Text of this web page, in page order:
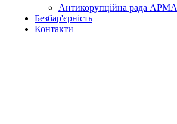
Антикорупційна рада АРМА
Безбар'єрність
Контакти